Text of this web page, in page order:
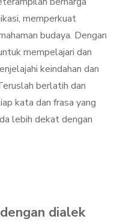
memperkuat
budaya. Dengan
mempelajari dan
keindahan dan
berlatih dan
kata dan frasa yang
lebih dekat dengan
dialek